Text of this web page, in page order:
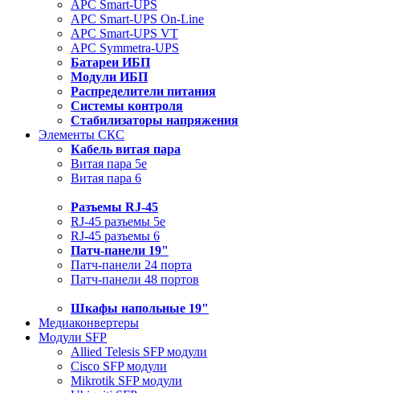
APC Smart-UPS
APC Smart-UPS On-Line
APC Smart-UPS VT
APC Symmetra-UPS
Батареи ИБП
Модули ИБП
Распределители питания
Системы контроля
Стабилизаторы напряжения
Элементы СКС
Кабель витая пара
Витая пара 5e
Витая пара 6
Разъемы RJ-45
RJ-45 разъемы 5e
RJ-45 разъемы 6
Патч-панели 19"
Патч-панели 24 порта
Патч-панели 48 портов
Шкафы напольные 19"
Медиаконвертеры
Модули SFP
Allied Telesis SFP модули
Cisco SFP модули
Mikrotik SFP модули